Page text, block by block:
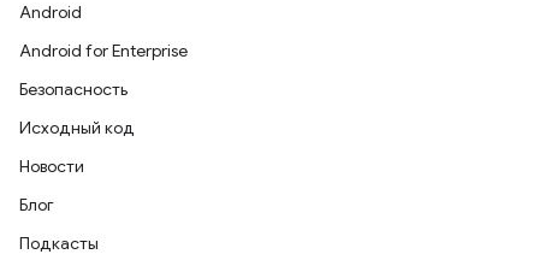
Android
Android for Enterprise
Безопасность
Исходный код
Новости
Блог
Подкасты